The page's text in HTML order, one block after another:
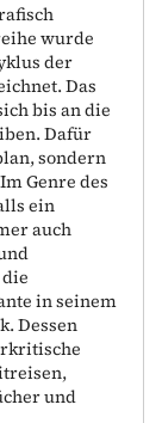
wurde
der
Das
bis an die
Dafür
sondern
Genre des
ein
auch
in seinem
Dessen
und